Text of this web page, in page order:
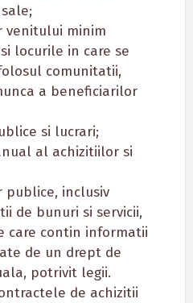
venitului minim
locurile in care se
comunitatii,
a beneficiarilor
si lucrari;
al achizitiilor si
publice, inclusiv
de bunuri si servicii,
care contin informatii
de un drept de
potrivit legii.
de achizitii